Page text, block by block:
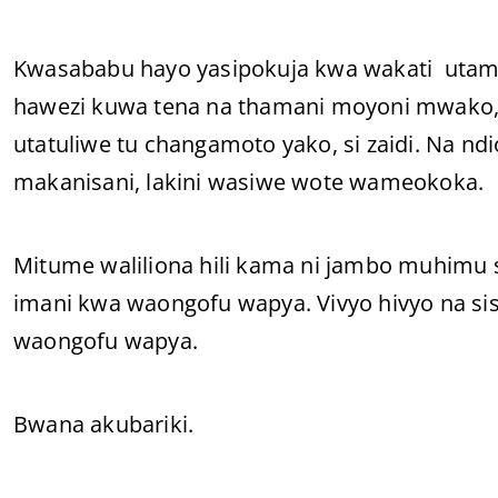
Kwasababu hayo yasipokuja kwa wakati
hawezi kuwa tena na thamani moyoni
utatuliwe tu changamoto yako, si zaidi. Na
makanisani, lakini wasiwe wote wameokoka.
Mitume waliliona hili kama ni jambo
imani kwa waongofu wapya. Vivyo hivyo na
waongofu wapya.
Bwana akubariki.